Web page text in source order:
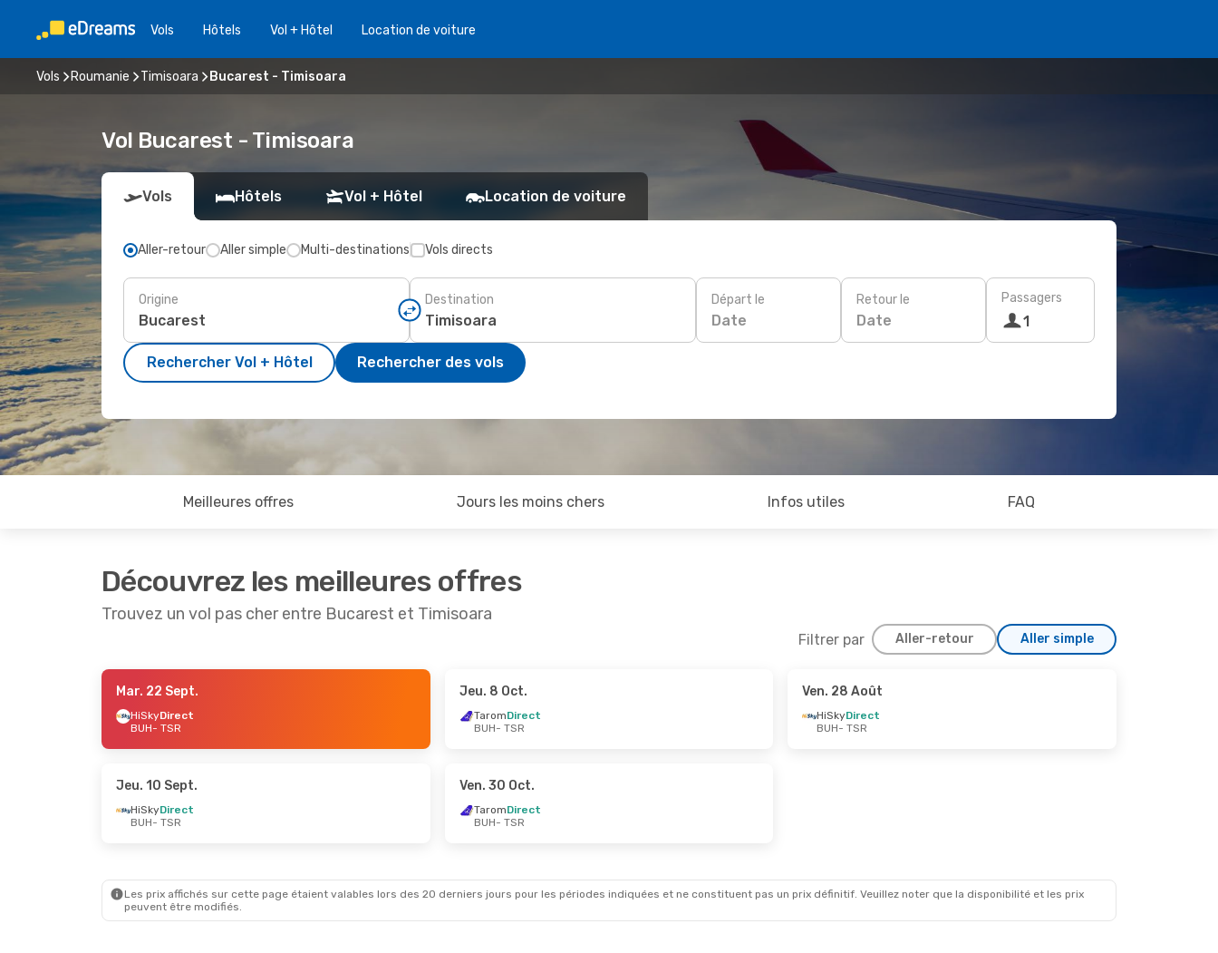
Vols Hôtels Vol + Hôtel Location de voiture
Vols Roumanie Timisoara Bucarest - Timisoara
Vol Bucarest - Timisoara
Vols Hôtels Vol + Hôtel Location de voiture
Aller-retour Aller simple Multi-destinations Vols directs
Origine Destination Départ le
Date
Retour le
Date
Passagers
1
Rechercher Vol + Hôtel Rechercher des vols
Meilleures offres Jours les moins chers Infos utiles FAQ
Découvrez les meilleures offres
Trouvez un vol pas cher entre Bucarest et Timisoara
Filtrer par Aller-retour Aller simple
- Lun. 14 Sept.
- Mer. 2 Sept. - Lun. 21 Sept.
TSR
- BUH
Mar. 22 Sept.
HiSkyDirect
BUH- TSR
Jeu. 8 Oct.
TaromDirect
BUH- TSR
Ven. 28 Août
HiSkyDirect
BUH- TSR
Jeu. 10 Sept.
HiSkyDirect
BUH- TSR
Ven. 30 Oct.
TaromDirect
BUH- TSR
Les prix affichés sur cette page étaient valables lors des 20 derniers jours pour les périodes indiquées et ne constituent pas un prix définitif. Veuillez noter que la disponibilité et les prix
peuvent être modifiés.